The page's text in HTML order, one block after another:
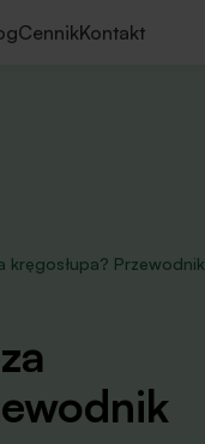
CennikKontakt
kręgosłupa? Przewodnik